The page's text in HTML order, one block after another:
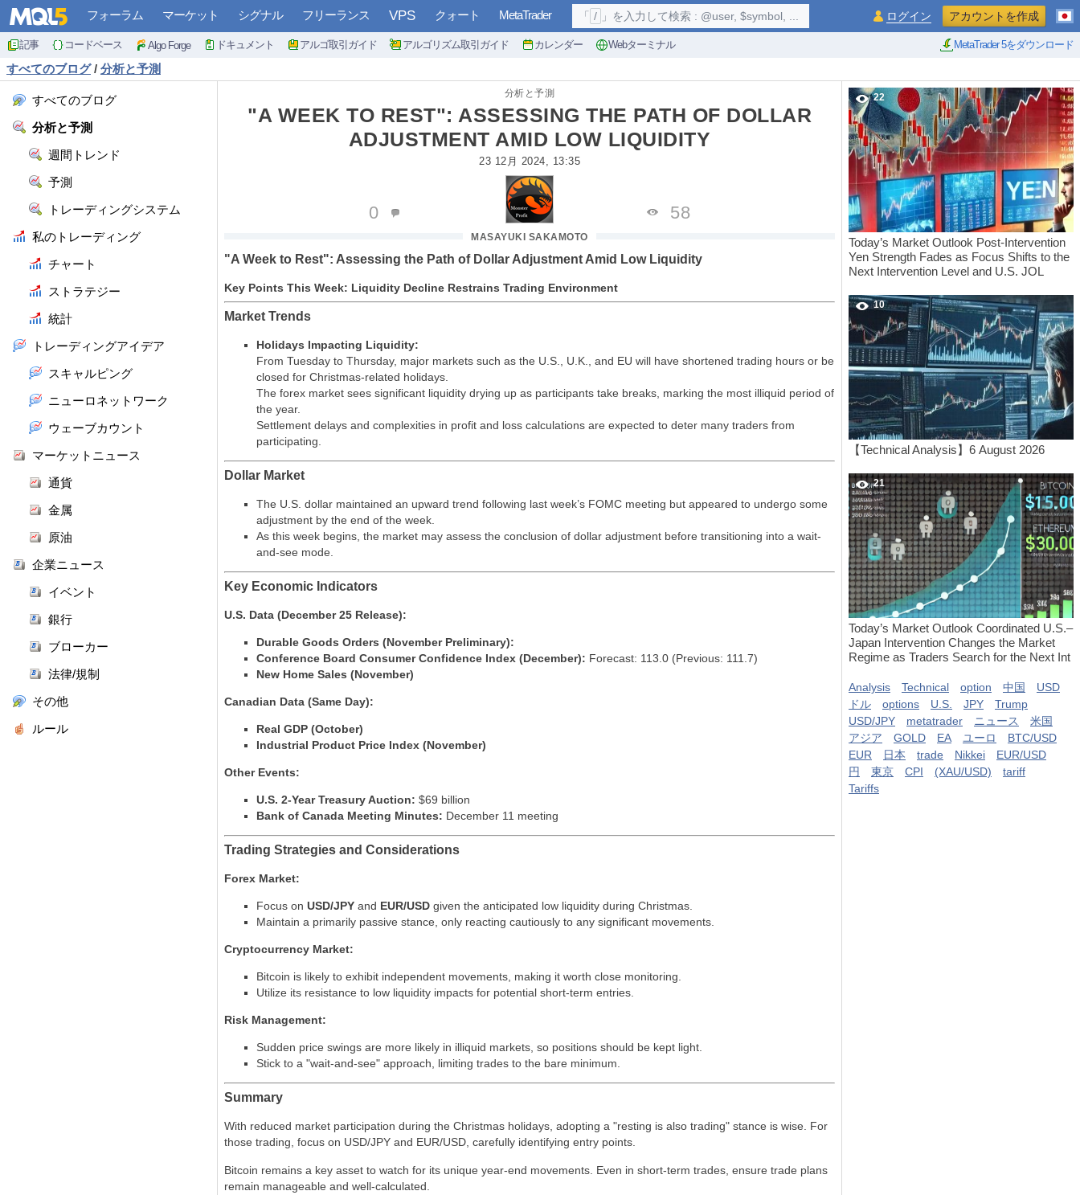
フォーラム マーケット シグナル フリーランス VPS クォート MetaTrader
記事 コードベース Algo Forge ドキュメント アルゴ取引ガイド アルゴリズム取引ガイド カレンダー Webターミナル MetaTrader 5をダウンロード
「 / 」を入力して検索 : @user, $symbol, ... ログイン アカウントを作成
すべてのブログ / 分析と予測
すべてのブログ
分析と予測
週間トレンド
予測
トレーディングシステム
私のトレーディング
チャート
ストラテジー
統計
トレーディングアイデア
スキャルピング
ニューロネットワーク
ウェーブカウント
マーケットニュース
通貨
金属
原油
企業ニュース
イベント
銀行
ブローカー
法律/規制
その他
ルール
分析と予測
"A WEEK TO REST": ASSESSING THE PATH OF DOLLAR
ADJUSTMENT AMID LOW LIQUIDITY
23 12月 2024, 13:35
MASAYUKI SAKAMOTO
0 58
"A Week to Rest": Assessing the Path of Dollar Adjustment Amid Low Liquidity
Key Points This Week: Liquidity Decline Restrains Trading Environment
Market Trends
Holidays Impacting Liquidity:
From Tuesday to Thursday, major markets such as the U.S., U.K., and EU will have shortened trading hours or be
closed for Christmas-related holidays.
The forex market sees significant liquidity drying up as participants take breaks, marking the most illiquid period of
the year.
Settlement delays and complexities in profit and loss calculations are expected to deter many traders from
participating.
Dollar Market
The U.S. dollar maintained an upward trend following last week’s FOMC meeting but appeared to undergo some
adjustment by the end of the week.
As this week begins, the market may assess the conclusion of dollar adjustment before transitioning into a wait-
and-see mode.
Key Economic Indicators
U.S. Data (December 25 Release):
Durable Goods Orders (November Preliminary):
Conference Board Consumer Confidence Index (December): Forecast: 113.0 (Previous: 111.7)
New Home Sales (November)
Canadian Data (Same Day):
Real GDP (October)
Industrial Product Price Index (November)
Other Events:
U.S. 2-Year Treasury Auction: $69 billion
Bank of Canada Meeting Minutes: December 11 meeting
Trading Strategies and Considerations
Forex Market:
Focus on USD/JPY and EUR/USD given the anticipated low liquidity during Christmas.
Maintain a primarily passive stance, only reacting cautiously to any significant movements.
Cryptocurrency Market:
Bitcoin is likely to exhibit independent movements, making it worth close monitoring.
Utilize its resistance to low liquidity impacts for potential short-term entries.
Risk Management:
Sudden price swings are more likely in illiquid markets, so positions should be kept light.
Stick to a "wait-and-see" approach, limiting trades to the bare minimum.
Summary
With reduced market participation during the Christmas holidays, adopting a "resting is also trading" stance is wise. For
those trading, focus on USD/JPY and EUR/USD, carefully identifying entry points.
Bitcoin remains a key asset to watch for its unique year-end movements. Even in short-term trades, ensure trade plans
remain manageable and well-calculated.
22
Today’s Market Outlook Post-Intervention
Yen Strength Fades as Focus Shifts to the
Next Intervention Level and U.S. JOL
10
【Technical Analysis】6 August 2026
21
Today’s Market Outlook Coordinated U.S.–
Japan Intervention Changes the Market
Regime as Traders Search for the Next Int
Analysis Technical option 中国
USD
ドル
options U.S. JPY
Trump
USD/JPY
metatrader ニュース
米国
アジア
GOLD EA ユーロ
BTC/USD
EUR
日本 trade Nikkei
EUR/USD
円
東京 CPI (XAU/USD)
tariff
Tariffs